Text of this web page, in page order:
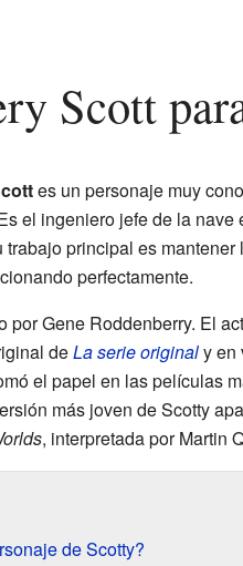
Scott
es un personaje muy
el ingeniero jefe de la nave
principal es mantener
perfectamente.
por Gene Roddenberry. El
deLa serie originaly en
el papel en las películas
más joven de Scotty
, interpretada por Martin
de Scotty?